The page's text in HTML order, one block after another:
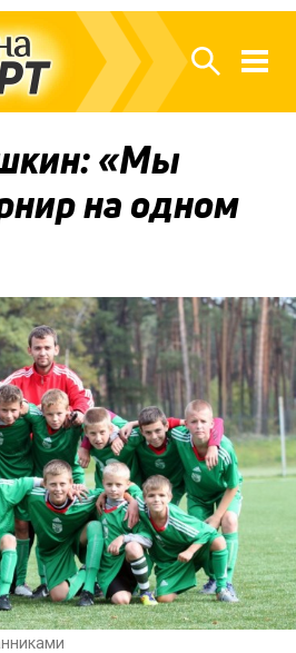
«Мы
на одном